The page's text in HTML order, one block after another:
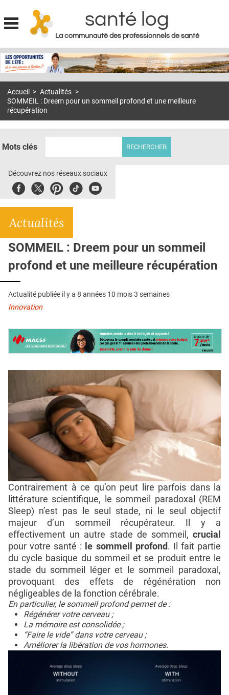
Jump to navigation
santé log
La communauté des professionnels de santé
MON COMPTE
S'ABONNER À LA REVUE SOIN À DOMICILE
ACTUS
E-REVUE SAD
THÉMA
CONTACT
Accueil > Actualités >
SOMMEIL : Dreem pour un sommeil profond et une meilleure
récupération
Mots clés
Découvrez nos réseaux sociaux
FacebookTwitterPinterest
TiktokYoubute
Actualités
SOMMEIL : Dreem pour un sommeil
profond et une meilleure récupération
Actualité publiée il y a 8 années 10 mois 3 semaines
Innovation
Contrairement à ce qu’on peut lire parfois dans la
littérature scientifique, le sommeil paradoxal (REM
Sleep) n’est pas le seul stade, ni le seul objectif
majeur d’un sommeil récupérateur. Il y a
effectivement un autre stade de sommeil, crucial
pour votre santé : le sommeil profond. Il fait partie
du cycle basique du sommeil et se produit entre le
stade du sommeil léger et le sommeil paradoxal,
provoquant des effets de régénération non
négligeables de la fonction cérébrale.
En particulier, le sommeil profond permet de :
Régénérer votre cerveau ;
La mémoire est consolidée ;
“Faire le vide” dans votre cerveau ;
Améliorer la libération de vos hormones.